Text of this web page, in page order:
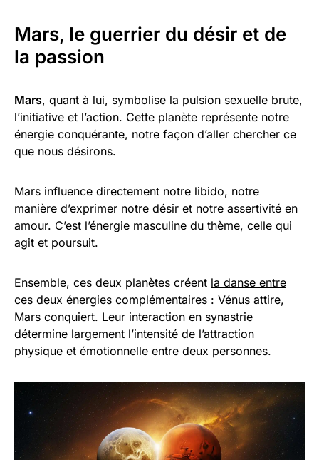
Mars, le guerrier du désir et de
la passion
Mars, quant à lui, symbolise la pulsion sexuelle brute,
l’initiative et l’action. Cette planète représente notre
énergie conquérante, notre façon d’aller chercher ce
que nous désirons.
Mars influence directement notre libido, notre
manière d’exprimer notre désir et notre assertivité en
amour. C’est l’énergie masculine du thème, celle qui
agit et poursuit.
Ensemble, ces deux planètes créent la danse entre
ces deux énergies complémentaires : Vénus attire,
Mars conquiert. Leur interaction en synastrie
détermine largement l’intensité de l’attraction
physique et émotionnelle entre deux personnes.